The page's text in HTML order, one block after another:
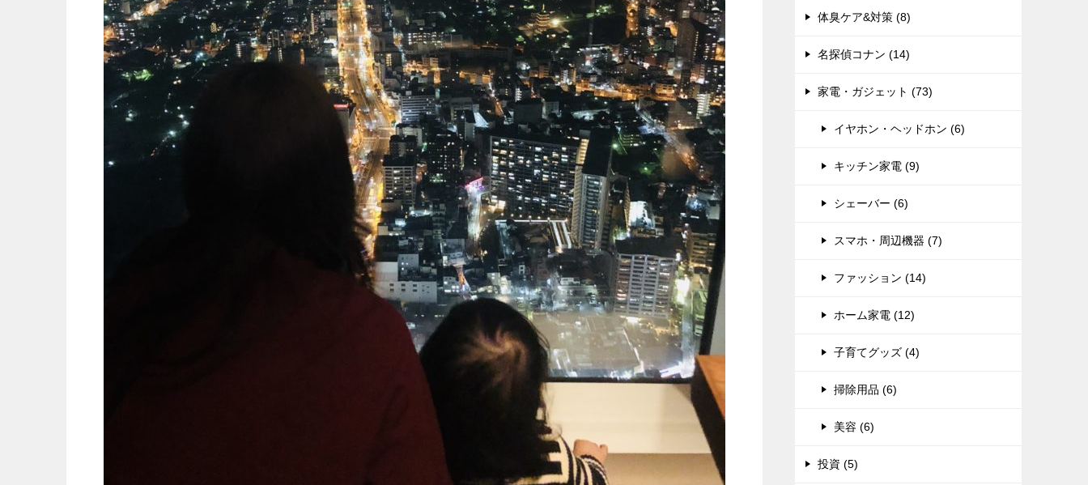
体臭ケア&対策 (8)
名探偵コナン (14)
家電・ガジェット (73)
イヤホン・ヘッドホン (6)
キッチン家電 (9)
シェーバー (6)
スマホ・周辺機器 (7)
ファッション (14)
ホーム家電 (12)
子育てグッズ (4)
掃除用品 (6)
美容 (6)
投資 (5)